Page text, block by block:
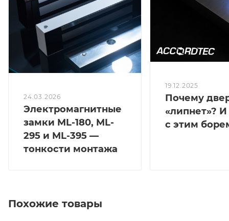
24.03.2026
Электромагнитные
замки ML-180, ML-
295 и ML-395 —
тонкости монтажа
19.12.2025
Почему
«липнет»?
с этим
Похожие товары